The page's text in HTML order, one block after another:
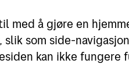
med å gjøre en
som side-
kan ikke